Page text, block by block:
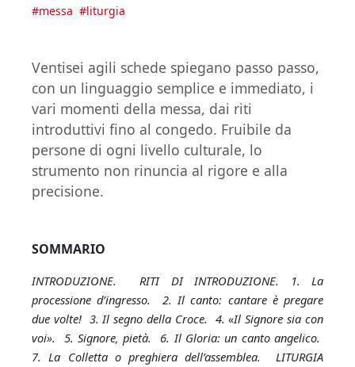
#messa #liturgia
Ventisei agili schede spiegano passo passo,
con un linguaggio semplice e immediato, i
vari momenti della messa, dai riti
introduttivi fino al congedo. Fruibile da
persone di ogni livello culturale, lo
strumento non rinuncia al rigore e alla
precisione.
SOMMARIO
INTRODUZIONE. RITI DI INTRODUZIONE. 1. La
processione d’ingresso. 2. Il canto: cantare è pregare
due volte! 3. Il segno della Croce. 4. «Il Signore sia con
voi». 5. Signore, pietà. 6. Il Gloria: un canto angelico.
7. La Colletta o preghiera dell’assemblea. LITURGIA